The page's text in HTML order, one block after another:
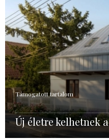
Támogatott tartalom
Új életre kelhetnek